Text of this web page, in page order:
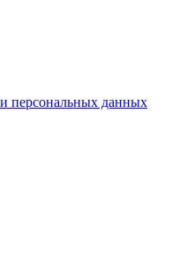
персональных данных